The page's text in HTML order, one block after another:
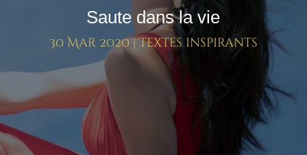
Saute dans la vie
30 Mar 2020|Textes inspirants